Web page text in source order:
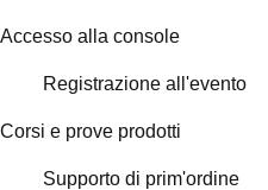
Accesso alla console
Registrazione all'evento
Corsi e prove prodotti
Supporto di prim'ordine